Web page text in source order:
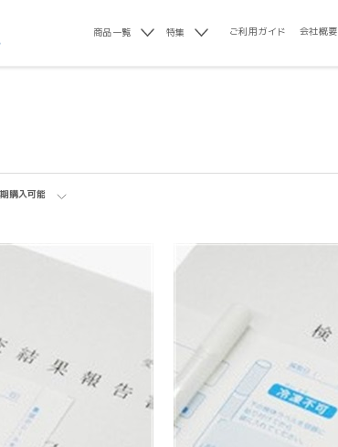
商品一覧 特集 ご利用ガイド 会社概要
購入可能